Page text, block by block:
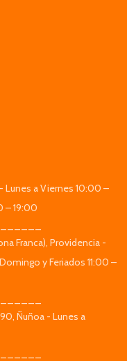
Lunes a Viernes 10:00 –
– 19:00
Franca), Providencia -
y Feriados 11:00 –
Ñuñoa - Lunes a